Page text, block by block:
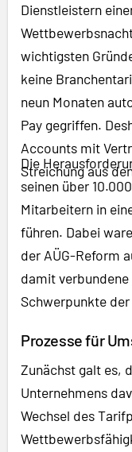
Dienstleistern
wichtigsten
keine
neun Monaten
Pay gegriffen.
Accounts mit
Streichung aus
Die
seinen über
Mitarbeitern in
führen. Dabei
der AÜG-Reform
damit
Schwerpunkte
Prozesse für
Zunächst galt es,
Unternehmens
Wechsel des